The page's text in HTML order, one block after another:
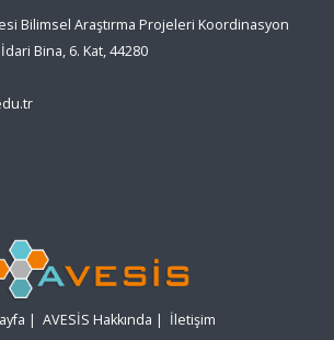
Bilimsel Araştırma Projeleri Koordinasyon
Bina, 6. Kat, 44280
| AVESİS Hakkında | İletişim